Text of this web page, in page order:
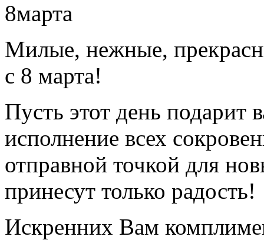
8марта
Милые, нежные,
с 8 марта!
Пусть этот день подарит
исполнение всех
отправной точкой для
принесут только радость!
Искренних Вам